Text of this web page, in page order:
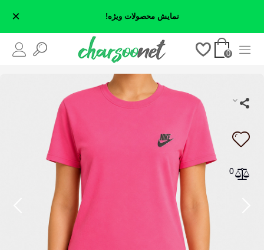
نمایش محصولات ویژه! ×
0
0